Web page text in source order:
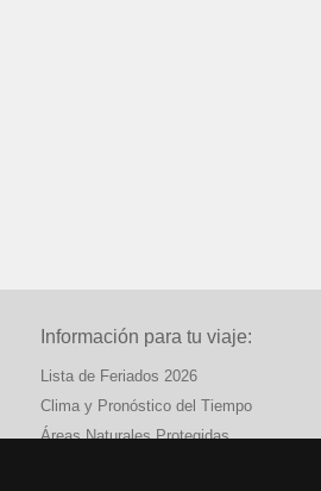
Información para tu viaje:
Lista de Feriados 2026
Clima y Pronóstico del Tiempo
Áreas Naturales Protegidas